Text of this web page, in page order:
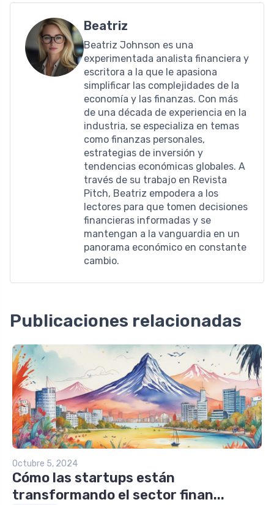
Beatriz
Beatriz Johnson es una
experimentada analista financiera y
escritora a la que le apasiona
simplificar las complejidades de la
economía y las finanzas. Con más
de una década de experiencia en la
industria, se especializa en temas
como finanzas personales,
estrategias de inversión y
tendencias económicas globales. A
través de su trabajo en Revista
Pitch, Beatriz empodera a los
lectores para que tomen decisiones
financieras informadas y se
mantengan a la vanguardia en un
panorama económico en constante
cambio.
Publicaciones relacionadas
Octubre 5, 2024
Cómo las startups están
transformando el sector finan...